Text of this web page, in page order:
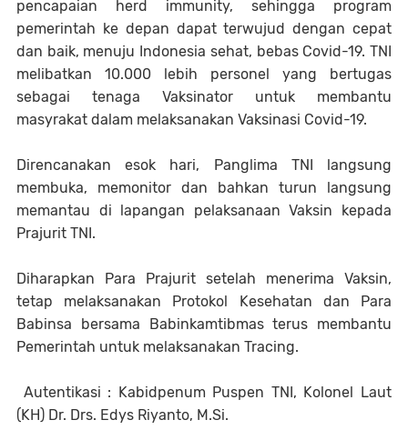
pencapaian herd immunity, sehingga program
pemerintah ke depan dapat terwujud dengan cepat
dan baik, menuju Indonesia sehat, bebas Covid-19. TNI
melibatkan 10.000 lebih personel yang bertugas
sebagai tenaga Vaksinator untuk membantu
masyrakat dalam melaksanakan Vaksinasi Covid-19.
Direncanakan esok hari, Panglima TNI langsung
membuka, memonitor dan bahkan turun langsung
memantau di lapangan pelaksanaan Vaksin kepada
Prajurit TNI.
Diharapkan Para Prajurit setelah menerima Vaksin,
tetap melaksanakan Protokol Kesehatan dan Para
Babinsa bersama Babinkamtibmas terus membantu
Pemerintah untuk melaksanakan Tracing.
Autentikasi : Kabidpenum Puspen TNI, Kolonel Laut
(KH) Dr. Drs. Edys Riyanto, M.Si.